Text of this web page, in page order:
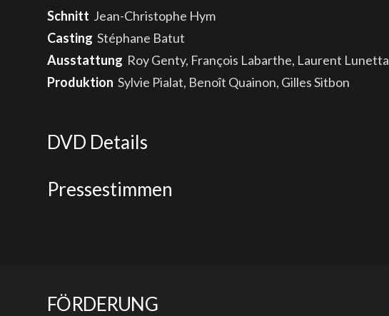
Schnitt Jean-Christophe Hym
Casting Stéphane Batut
Ausstattung Roy Genty, François Labarthe, Laurent Lunetta
Produktion Sylvie Pialat, Benoît Quainon, Gilles Sitbon
DVD Details
Pressestimmen
FÖRDERUNG